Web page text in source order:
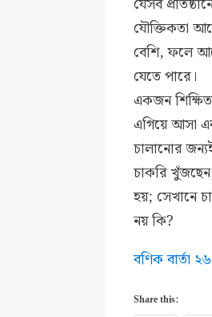
যৌক্তিকতা
বেশি, ফলে
যেতে পারে।
একজন
এগিয়ে আসা
চালানোর
চাকরি
হয়; সেখানে
নয় কি?
বণিক বার্তা
Share this: